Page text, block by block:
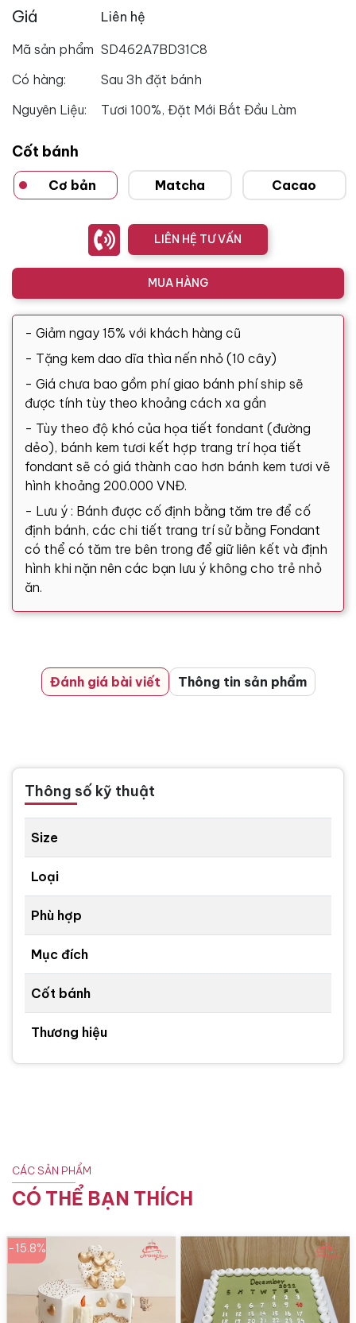
Giá Liên hệ
Mã sản phẩm SD462A7BD31C8
Có hàng:
Sau 3h đặt bánh
Nguyên Liệu:
Tươi 100%, Đặt Mới Bắt Đầu Làm
Cốt bánh
Cơ bản Matcha Cacao
LIÊN HỆ TƯ VẤN
MUA HÀNG
- Giảm ngay 15% với khách hàng cũ
- Tặng kem dao dĩa thìa nến nhỏ (10 cây)
- Giá chưa bao gồm phí giao bánh phí ship sẽ
được tính tùy theo khoảng cách xa gần
- Tùy theo độ khó của họa tiết fondant (đường
dẻo), bánh kem tươi kết hợp trang trí họa tiết
fondant sẽ có giá thành cao hơn bánh kem tươi vẽ
hình khoảng 200.000 VNĐ.
- Lưu ý : Bánh được cố định bằng tăm tre để cố
định bánh, các chi tiết trang trí sử bằng Fondant
có thể có tăm tre bên trong để giữ liên kết và định
hình khi nặn nên các bạn lưu ý không cho trẻ nhỏ
ăn.
Đánh giá bài viết Thông tin sản phẩm
Thông số kỹ thuật
Size
Loại
Phù hợp
Mục đích
Cốt bánh
Thương hiệu
CÁC SẢN PHẨM
CÓ THỂ BẠN THÍCH
-15.8%